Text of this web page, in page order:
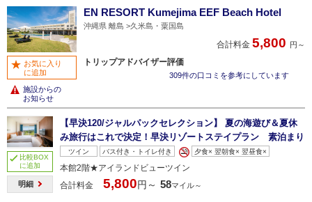
EN RESORT Kumejima EEF Beach Hotel
沖縄県 離島 久米島・粟国島
合計料金 5,800 円～
トリップアドバイザー評価
309件の口コミを参考にしています
お気に入り
に追加
施設からの
お知らせ
比較BOX
に追加
明細
【早決120/ジャルパックセレクション】 夏の海遊び＆夏休
み旅行はこれで決定！早決リゾートステイプラン 素泊まり
ツイン バス付き・トイレ付き 夕食× 翌朝食× 翌昼食×
本館2階★アイランドビューツイン
合計料金
5,800円～ 58マイル～